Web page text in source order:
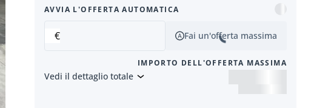
AVVIA L'OFFERTA AUTOMATICA
€ Fai un'offerta massima
IMPORTO DELL'OFFERTA MASSIMA
Vedi il dettaglio totale